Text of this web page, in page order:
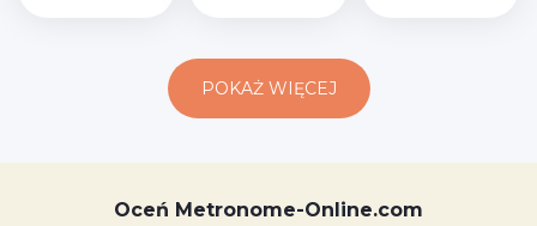
POKAŻ WIĘCEJ
Oceń Metronome-Online.com